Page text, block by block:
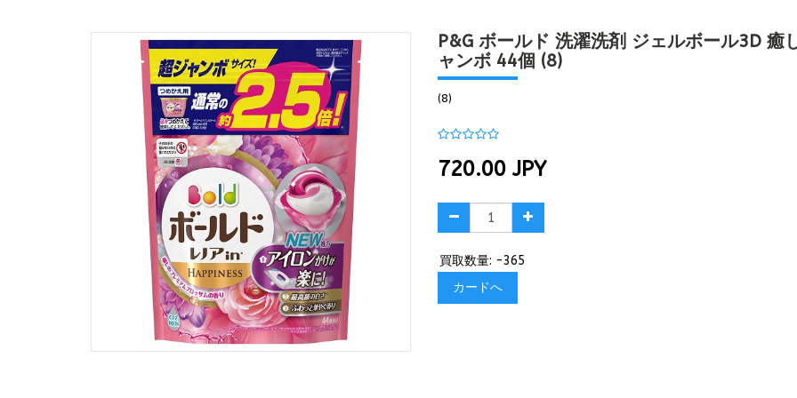
P&G ボールド 洗濯洗剤 ジェルボール3D 癒
ャンボ 44個 (8)
(8)
720.00 JPY
買取数量: -365
カードへ